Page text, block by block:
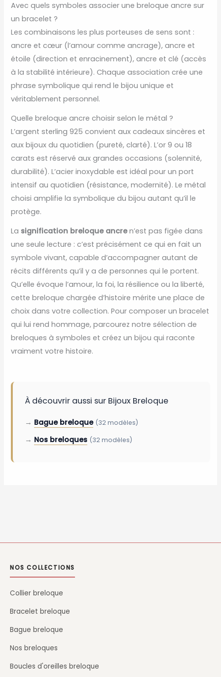
Avec quels symboles associer une breloque ancre sur
un bracelet ?
Les combinaisons les plus porteuses de sens sont :
ancre et cœur (l’amour comme ancrage), ancre et
étoile (direction et enracinement), ancre et clé (accès
à la stabilité intérieure). Chaque association crée une
phrase symbolique qui rend le bijou unique et
véritablement personnel.
Quelle breloque ancre choisir selon le métal ?
L’argent sterling 925 convient aux cadeaux sincères et
aux bijoux du quotidien (pureté, clarté). L’or 9 ou 18
carats est réservé aux grandes occasions (solennité,
durabilité). L’acier inoxydable est idéal pour un port
intensif au quotidien (résistance, modernité). Le métal
choisi amplifie la symbolique du bijou autant qu’il le
protège.
La signification breloque ancren’est pas figée dans
une seule lecture : c’est précisément ce qui en fait un
symbole vivant, capable d’accompagner autant de
récits différents qu’il y a de personnes qui le portent.
Qu’elle évoque l’amour, la foi, la résilience ou la liberté,
cette breloque chargée d’histoire mérite une place de
choix dans votre collection. Pour composer un bracelet
qui lui rend hommage, parcourez notre sélection de
breloques à symboles et créez un bijou qui raconte
vraiment votre histoire.
À découvrir aussi sur Bijoux Breloque
→ Bague breloque (32 modèles)
→ Nos breloques (32 modèles)
NOS COLLECTIONS
Collier breloque
Bracelet breloque
Bague breloque
Nos breloques
Boucles d'oreilles breloque